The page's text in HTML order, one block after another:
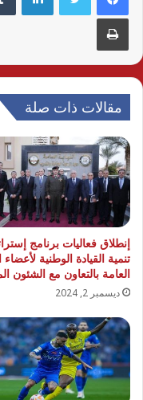
طباعة
مقالات ذات صلة
إنطلاق فعاليات برنامج
تنمية القيادة الوطنية لأعضاء
العامة بالتعاون مع الشئون
ديسمبر 2, 2024